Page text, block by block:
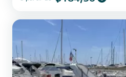
Mercury de 150 ch à faibles